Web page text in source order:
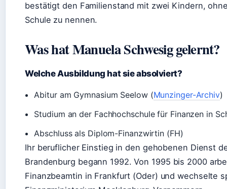
bestätigt den Familienstand mit zwei Kindern,
Schule zu nennen.
Was hat Manuela Schwesig gelernt?
Welche Ausbildung hat sie absolviert?
Abitur am Gymnasium Seelow (Munzinger-Archiv)
Studium an der Fachhochschule für Finanzen in
Abschluss als Diplom-Finanzwirtin (FH)
Ihr beruflicher Einstieg in den gehobenen Dienst
Brandenburg begann 1992. Von 1995 bis 2000
Finanzbeamtin in Frankfurt (Oder) und wechselte